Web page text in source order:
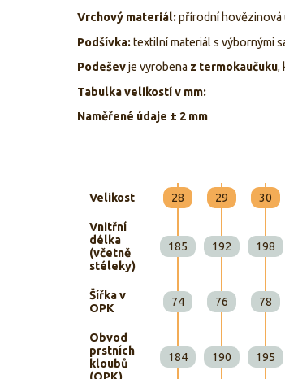
Vrchový materiál:přírodní hovězinová
Podšívka:textilní materiál s výbornými
Podeševje vyrobena z termokaučuku,
Tabulka velikostí v mm:
Naměřené údaje ± 2 mm
Velikost 28 29 30
Vnitřní
délka
(včetně
stéleky)
185 192 198
Šířka v
OPK
74 76 78
Obvod
prstních
kloubů
(OPK)
184 190 195